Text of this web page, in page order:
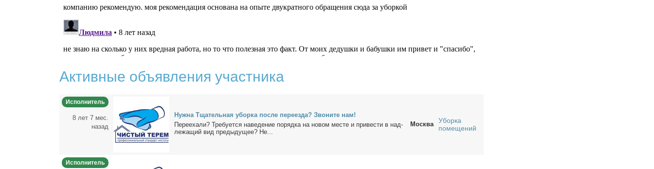
Активные объявления участника
Исполнитель
8 лет 7 мес.
назад
Нуж­на Тща­тель­ная убор­ка по­сле пе­ре­ез­да? Зво­ни­те нам!
Пе­ре­еха­ли? Тре­бу­ет­ся на­ве­де­ние по­ряд­ка на но­вом ме­сте и при­ве­сти в над­
ле­жа­щий вид преды­ду­щее? Не...
Москва
Уборка
помещений
Исполнитель